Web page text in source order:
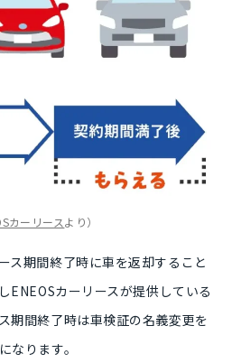
カーリースより）
ス期間終了時に車を返却すること
ENEOSカーリースが提供している
期間終了時は車検証の名義変更を
なります。